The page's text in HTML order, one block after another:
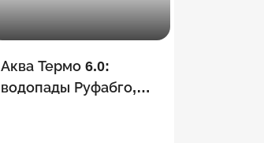
Аква Термо 6.0:
водопады Руфабго,